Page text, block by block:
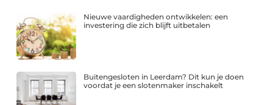
Nieuwe vaardigheden ontwikkelen: een
investering die zich blijft uitbetalen
Buitengesloten in Leerdam? Dit kun je doen
voordat je een slotenmaker inschakelt